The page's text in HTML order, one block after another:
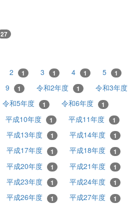
27
2 1 3 1 4 1 5 1
9 1 令和2年度 1 令和3年度
令和5年度 1 令和6年度 1
平成10年度 1 平成11年度 1
平成13年度 1 平成14年度 1
平成17年度 1 平成18年度 1
平成20年度 1 平成21年度 1
平成23年度 1 平成24年度 1
平成26年度 1 平成27年度 1